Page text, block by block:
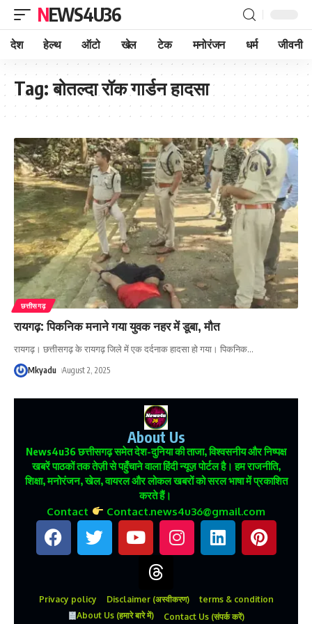
NEWS4U36
देश हेल्थ ऑटो खेल टेक मनोरंजन धर्म जीवनी
Tag:बोतल्दा रॉक गार्डन हादसा
छत्तीसगढ़
रायगढ़: पिकनिक मनाने गया युवक नहर में डूबा, मौत
रायगढ़। छत्तीसगढ़ के रायगढ़ जिले में एक दर्दनाक हादसा हो गया। पिकनिक…
Mkyadu August 2, 2025
About Us
News4u36छत्तीसगढ़ समेत देश-दुनिया की ताजा, विश्वसनीय और निष्पक्ष
खबरें पाठकों तक तेज़ी से पहुँचाने वाला हिंदी न्यूज़ पोर्टल है। हम राजनीति,
शिक्षा, मनोरंजन, खेल, वायरल और लोकल खबरों को सरल भाषा में प्रकाशित
करते हैं।
Contact Contact.news4u36@gmail.com
Privacy policy Disclaimer (अस्वीकरण)
terms & condition
About Us (हमारे बारे में)
Contact Us (संपर्क करें)